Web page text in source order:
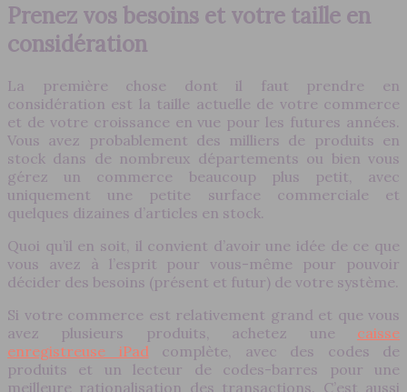
Prenez vos besoins et votre taille en
considération
La première chose dont il faut prendre en
considération est la taille actuelle de votre commerce
et de votre croissance en vue pour les futures années.
Vous avez probablement des milliers de produits en
stock dans de nombreux départements ou bien vous
gérez un commerce beaucoup plus petit, avec
uniquement une petite surface commerciale et
quelques dizaines d’articles en stock.
Quoi qu’il en soit, il convient d’avoir une idée de ce que
vous avez à l’esprit pour vous-même pour pouvoir
décider des besoins (présent et futur) de votre système.
Si votre commerce est relativement grand et que vous
avez plusieurs produits, achetez une caisse
enregistreuse iPad complète, avec des codes de
produits et un lecteur de codes-barres pour une
meilleure rationalisation des transactions. C’est aussi